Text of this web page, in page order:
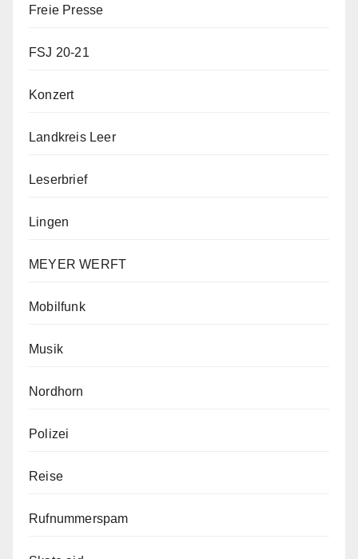
Freie Presse
FSJ 20-21
Konzert
Landkreis Leer
Leserbrief
Lingen
MEYER WERFT
Mobilfunk
Musik
Nordhorn
Polizei
Reise
Rufnummerspam